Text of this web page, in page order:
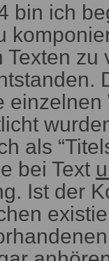
bin ich
Texten
einzelnen
als
bei Text
Ist der